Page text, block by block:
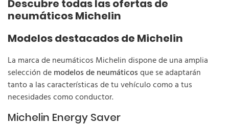
Descubre todas las ofertas de
neumáticos Michelin
Modelos destacados de Michelin
La marca de neumáticos Michelin dispone de una amplia
selección demodelos de neumáticosque se adaptarán
tanto a las características de tu vehículo como a tus
necesidades como conductor.
Michelin Energy Saver